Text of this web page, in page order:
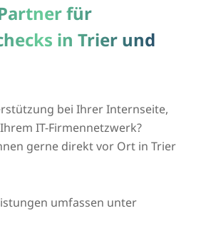
für
in Trier und
bei Ihrer Internseite,
IT-Firmennetzwerk?
gerne direkt vor Ort in Trier
umfassen unter